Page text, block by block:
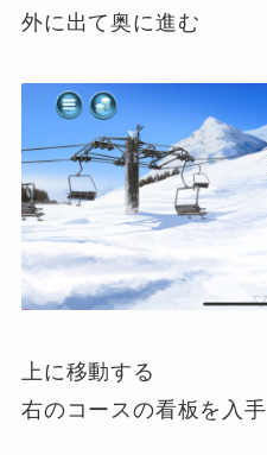
外に出て奥に進む
上に移動する
右のコースの看板を入手